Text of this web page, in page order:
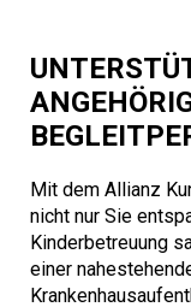
Mit dem Allianz
nicht nur Sie
Kinderbetreuung
einer